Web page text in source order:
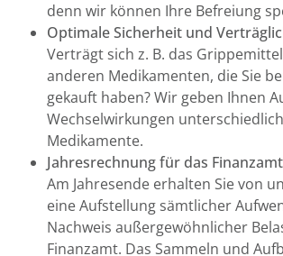
denn wir können Ihre Befreiung
Optimale Sicherheit und
Verträgt sich z. B. das
anderen Medikamenten, die Sie
gekauft haben? Wir geben Ihnen
Wechselwirkungen
Medikamente.
Jahresrechnung für das Finanzamt
Am Jahresende erhalten Sie von
eine Aufstellung sämtlicher
Nachweis außergewöhnlicher
Finanzamt. Das Sammeln und